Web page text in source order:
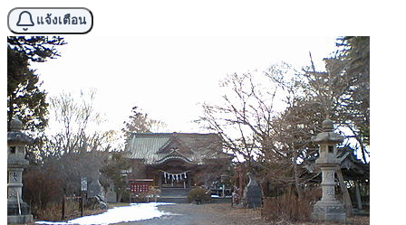
แจ้งเตือน